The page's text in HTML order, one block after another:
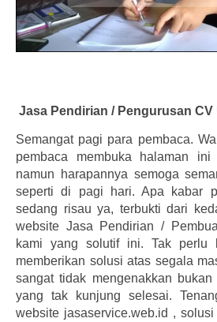
Jasa Pendirian / Pengurusan CV
Semangat pagi para pembaca.
pembaca membuka halaman
namun harapannya semoga
seperti di pagi hari. Apa kabar
sedang risau ya, terbukti dari
website Jasa Pendirian /
kami yang solutif ini. Tak perlu
memberikan solusi atas segala
sangat tidak mengenakkan
yang tak kunjung selesai.
website jasaservice.web.id ,